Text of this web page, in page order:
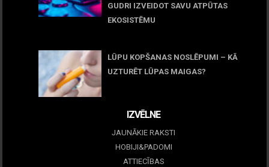
GUDRI IZVEIDOT SAVU ATPŪTAS
EKOSISTĒMU
LŪPU KOPŠANAS NOSLĒPUMI – KĀ
UZTURĒT LŪPAS MAIGAS?
IZVĒLNE
JAUNĀKIE RAKSTI
HOBIJI&PADOMI
ATTIECĪBAS